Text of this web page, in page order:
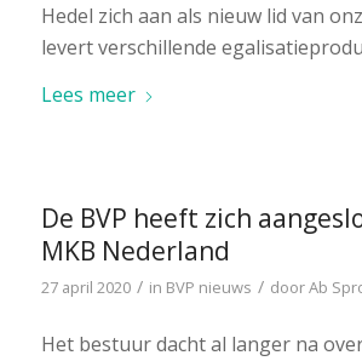
Hedel zich aan als nieuw lid van
levert verschillende
Lees meer
De BVP heeft zich
MKB Nederland
27 april 2020 / in BVP nieuws / doorAb
Het bestuur dacht al langer na